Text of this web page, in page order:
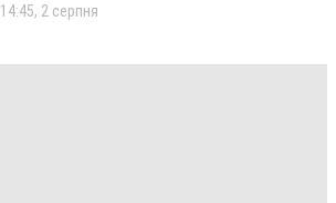
14:45, 2 серпня